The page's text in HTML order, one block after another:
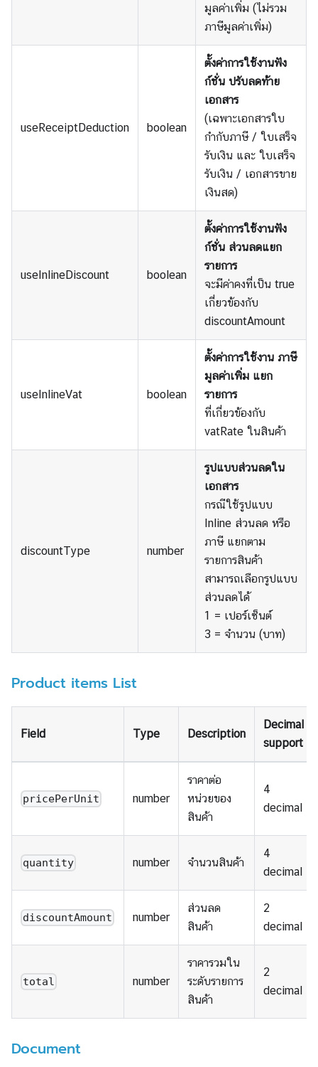
มูลค่าเพิ่ม (ไม่รวม
ภาษีมูลค่าเพิ่ม)
useReceiptDeduction boolean
ตั้งค่าการใช้งานฟัง
ก์ชั่น ปรับลดท้าย
เอกสาร
(เฉพาะเอกสารใบ
กำกับภาษี / ใบเสร็จ
รับเงิน และ ใบเสร็จ
รับเงิน / เอกสารขาย
เงินสด)
useInlineDiscount boolean
ตั้งค่าการใช้งานฟัง
ก์ชั่น ส่วนลดแยก
รายการ
จะมีค่าคงที่เป็น true
เกี่ยวข้องกับ
discountAmount
useInlineVat boolean
ตั้งค่าการใช้งาน ภาษี
มูลค่าเพิ่ม แยก
รายการ
ที่เกี่ยวข้องกับ
vatRate ในสินค้า
discountType number
รูปแบบส่วนลดใน
เอกสาร
กรณีใช้รูปแบบ
Inline ส่วนลด หรือ
ภาษี แยกตาม
รายการสินค้า
สามารถเลือกรูปแบบ
ส่วนลดได้
1 = เปอร์เซ็นต์
3 = จำนวน (บาท)
Product items List
Field Type Description
Decimal
support
pricePerUnit number
ราคาต่อ
หน่วยของ
สินค้า
4
decimal
quantity number จำนวนสินค้า
4
decimal
discountAmount number
ส่วนลด
สินค้า
2
decimal
total number
ราคารวมใน
ระดับรายการ
สินค้า
2
decimal
Document